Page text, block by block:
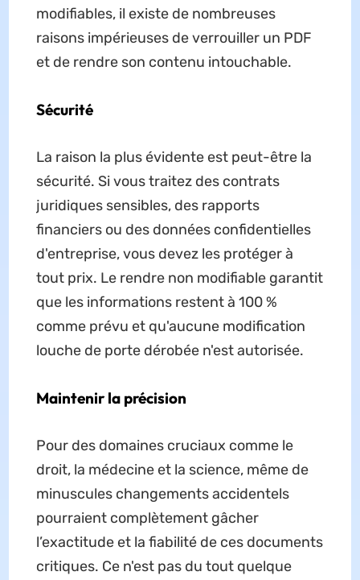
modifiables, il existe de nombreuses
raisons impérieuses de verrouiller un PDF
et de rendre son contenu intouchable.
Sécurité
La raison la plus évidente est peut-être la
sécurité. Si vous traitez des contrats
juridiques sensibles, des rapports
financiers ou des données confidentielles
d'entreprise, vous devez les protéger à
tout prix. Le rendre non modifiable garantit
que les informations restent à 100 %
comme prévu et qu'aucune modification
louche de porte dérobée n'est autorisée.
Maintenir la précision
Pour des domaines cruciaux comme le
droit, la médecine et la science, même de
minuscules changements accidentels
pourraient complètement gâcher
l’exactitude et la fiabilité de ces documents
critiques. Ce n'est pas du tout quelque